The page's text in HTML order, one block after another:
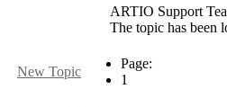
ARTIO Support
The topic has been
New Topic
Page:
1